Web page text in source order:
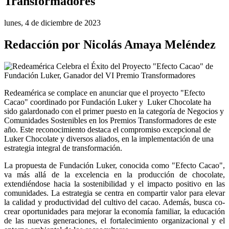
lunes, 4 de diciembre de 2023
Redacción por Nicolás Amaya Meléndez
Redeamérica se complace en anunciar que el proyecto "Efecto
Cacao" coordinado por Fundación Luker y  Luker Chocolate ha
sido galardonado con el primer puesto en la categoría de Negocios y
Comunidades Sostenibles en los Premios Transformadores de este
año. Este reconocimiento destaca el compromiso excepcional de
Luker Chocolate y diversos aliados, en la implementación de una
estrategia integral de transformación.
La propuesta de Fundación Luker, conocida como "Efecto Cacao",
va más allá de la excelencia en la producción de chocolate,
extendiéndose hacia la sostenibilidad y el impacto positivo en las
comunidades. La estrategia se centra en compartir valor para elevar
la calidad y productividad del cultivo del cacao. Además, busca co-
crear oportunidades para mejorar la economía familiar, la educación
de las nuevas generaciones, el fortalecimiento organizacional y el